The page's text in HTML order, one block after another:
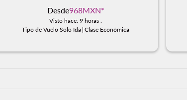
Desde968MXN*
Visto hace: 9 horas .
Tipo de Vuelo Solo Ida | Clase Económica
PVR–MID: cmp-view-
PVR–MID: cmp-view-
PVR–MID: cmp-
PVR–MID: